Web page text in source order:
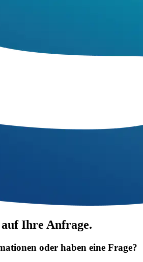
Ihre Anfrage.
oder haben eine Frage?